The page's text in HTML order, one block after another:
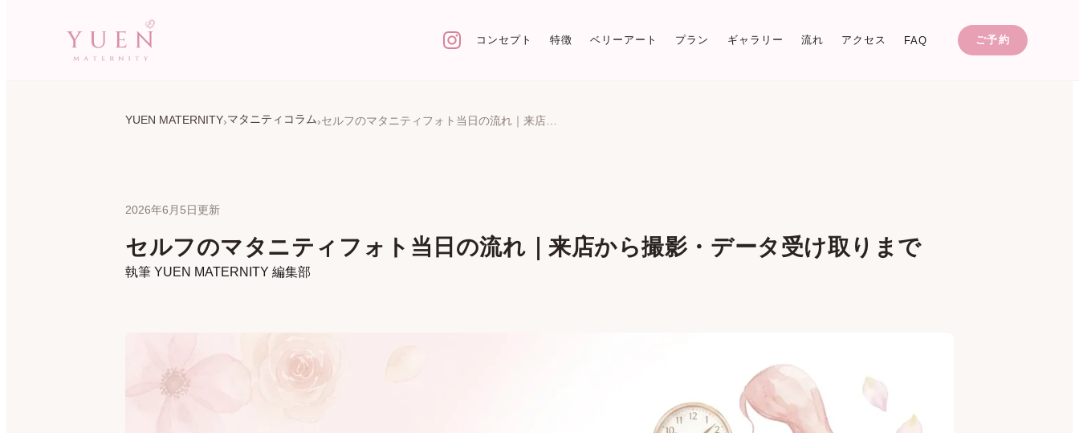
コンセプト 特徴 ベリーアート プラン ギャラリー 流れ アクセス FAQ ご予約
YUEN MATERNITY マタニティコラム
2026年6月5日更新
セルフのマタニティフォト当日の流れ｜来店から撮影・データ受け取りまで
執筆 YUEN MATERNITY 編集部